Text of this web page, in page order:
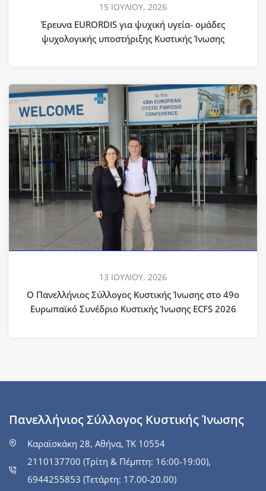
15 ΙΟΥΛΙΟΥ, 2026
Έρευνα EURORDIS για ψυχική υγεία- ομάδες
ψυχολογικής υποστήριξης Κυστικής Ίνωσης
13 ΙΟΥΛΙΟΥ, 2026
Ο Πανελλήνιος Σύλλογος Κυστικής Ίνωσης στο 49ο
Ευρωπαϊκό Συνέδριο Κυστικής Ίνωσης ECFS 2026
Πανελλήνιος Σύλλογος Κυστικής Ίνωσης
Καραϊσκάκη 28, Αθήνα, ΤΚ 10554
2110137700 (Τρίτη & Πέμπτη: 16:00-19:00),
6944255853 (Τετάρτη: 17.00-20.00)